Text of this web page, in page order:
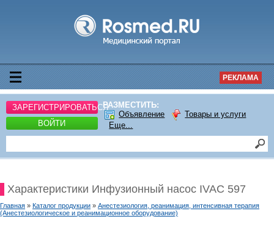
РЕКЛАМА
ЗАРЕГИСТРИРОВАТЬСЯ
ВОЙТИ
РАЗМЕСТИТЬ:
Объявление
Товары и услуги
Еще...
Характеристики Инфузионный насос IVAC 597
Главная » Каталог продукции » Анестезиология, реанимация, интенсивная терапия
(Анестезиологическое и реанимационное оборудование)